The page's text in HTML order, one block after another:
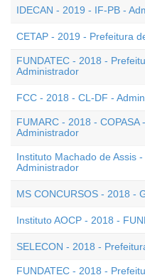
IDECAN - 2019 - IF-PB -
CETAP - 2019 - Prefeitura
FUNDATEC - 2018 -
Administrador
FCC - 2018 - CL-DF -
FUMARC - 2018 -
Administrador
Instituto Machado de Assis
Administrador
MS CONCURSOS - 2018 -
Instituto AOCP - 2018 -
SELECON - 2018 -
FUNDATEC - 2018 -